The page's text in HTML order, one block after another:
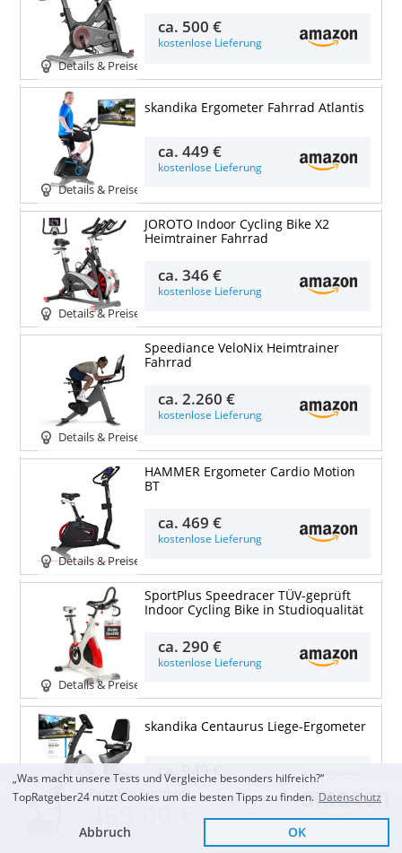
Zum Top Angebot
KOSTENLOSE LIEFERUNG Sofort Lieferbar
Details & Preise
ca. 500 €
kostenlose Lieferung
Details & Preise
skandika Ergometer Fahrrad Atlantis
ca.449 €
kostenlose Lieferung
Details & Preise
JOROTO Indoor Cycling Bike X2
Heimtrainer Fahrrad
ca.346 €
kostenlose Lieferung
Details & Preise
Speediance VeloNix Heimtrainer
Fahrrad
ca.2.260 €
kostenlose Lieferung
Details & Preise
HAMMER Ergometer Cardio Motion
BT
ca.469 €
kostenlose Lieferung
Details & Preise
SportPlus Speedracer TÜV-geprüft
Indoor Cycling Bike in Studioqualität
ca.290 €
kostenlose Lieferung
skandika Centaurus Liege-Ergometer
ca. 949 €
kostenlose Lieferung
AsVIVA Heimtrainer und Ergometer
„Was macht unsere Tests und Vergleiche besonders hilfreich?“
TopRatgeber24 nutzt Cookies um die besten Tipps zu finden. Datenschutz
Abbruch OK